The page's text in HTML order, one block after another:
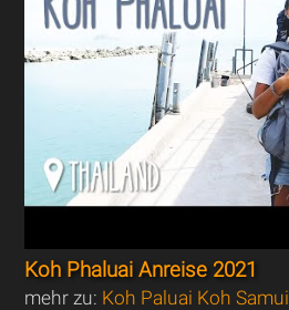
Koh Phaluai Anreise 2021
mehr zu: Koh Paluai Koh Samui